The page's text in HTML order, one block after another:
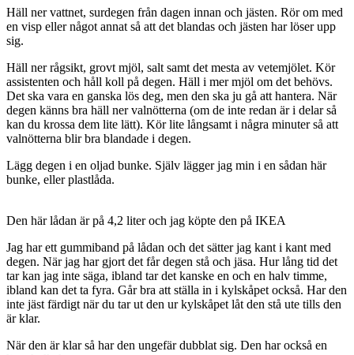
Häll ner vattnet, surdegen från dagen innan och jästen. Rör om med
en visp eller något annat så att det blandas och jästen har löser upp
sig.
Häll ner rågsikt, grovt mjöl, salt samt det mesta av vetemjölet. Kör
assistenten och håll koll på degen. Häll i mer mjöl om det behövs.
Det ska vara en ganska lös deg, men den ska ju gå att hantera. När
degen känns bra häll ner valnötterna (om de inte redan är i delar så
kan du krossa dem lite lätt). Kör lite långsamt i några minuter så att
valnötterna blir bra blandade i degen.
Lägg degen i en oljad bunke. Själv lägger jag min i en sådan här
bunke, eller plastlåda.
Den här lådan är på 4,2 liter och jag köpte den på IKEA
Jag har ett gummiband på lådan och det sätter jag kant i kant med
degen. När jag har gjort det får degen stå och jäsa. Hur lång tid det
tar kan jag inte säga, ibland tar det kanske en och en halv timme,
ibland kan det ta fyra. Går bra att ställa in i kylskåpet också. Har den
inte jäst färdigt när du tar ut den ur kylskåpet låt den stå ute tills den
är klar.
När den är klar så har den ungefär dubblat sig. Den har också en